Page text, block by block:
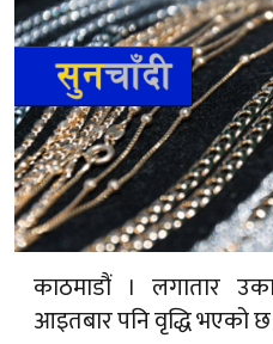
काठमाडौं । लगातार
आइतबार पनि वृद्धि भएको छ